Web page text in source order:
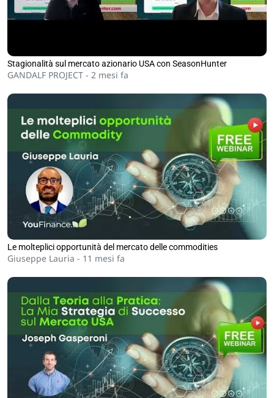
Stagionalità sul mercato azionario USA con SeasonHunter
GANDALF PROJECT - 2 mesi fa
Le molteplici opportunità del mercato delle commodities
Giuseppe Lauria - 11 mesi fa